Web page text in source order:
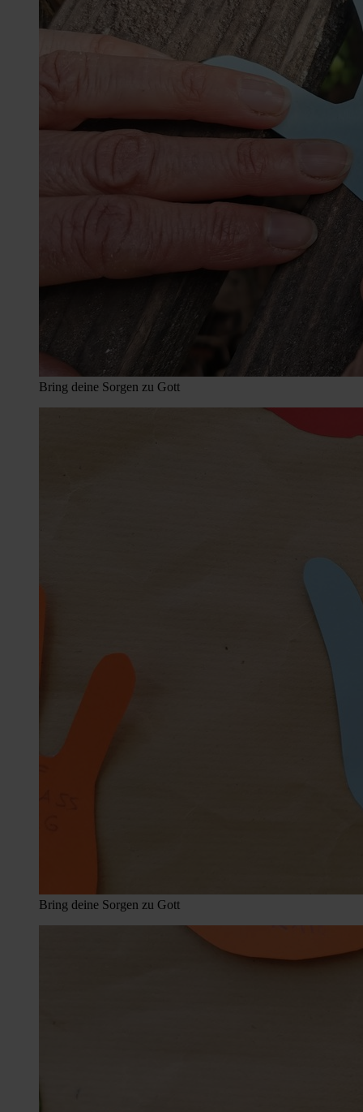
Bring deine Sorgen zu Gott
Bring deine Sorgen zu Gott